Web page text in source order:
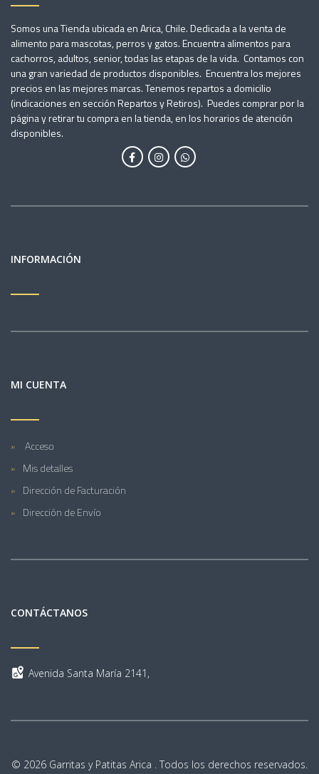
Somos una Tienda ubicada en Arica, Chile. Dedicada a la venta de
alimento para mascotas, perros y gatos. Encuentra alimentos para
cachorros, adultos, senior, todas las etapas de la vida. Contamos con
una gran variedad de productos disponibles. Encuentra los mejores
precios en las mejores marcas. Tenemos repartos a domicilio
(indicaciones en sección Repartos y Retiros). Puedes comprar por la
página y retirar tu compra en la tienda, en los horarios de atención
disponibles.
INFORMACIÓN
MI CUENTA
Acceso
Mis detalles
Dirección de Facturación
Dirección de Envío
CONTÁCTANOS
Avenida Santa María 2141,
© 2026 Garritas y Patitas Arica . Todos los derechos reservados.